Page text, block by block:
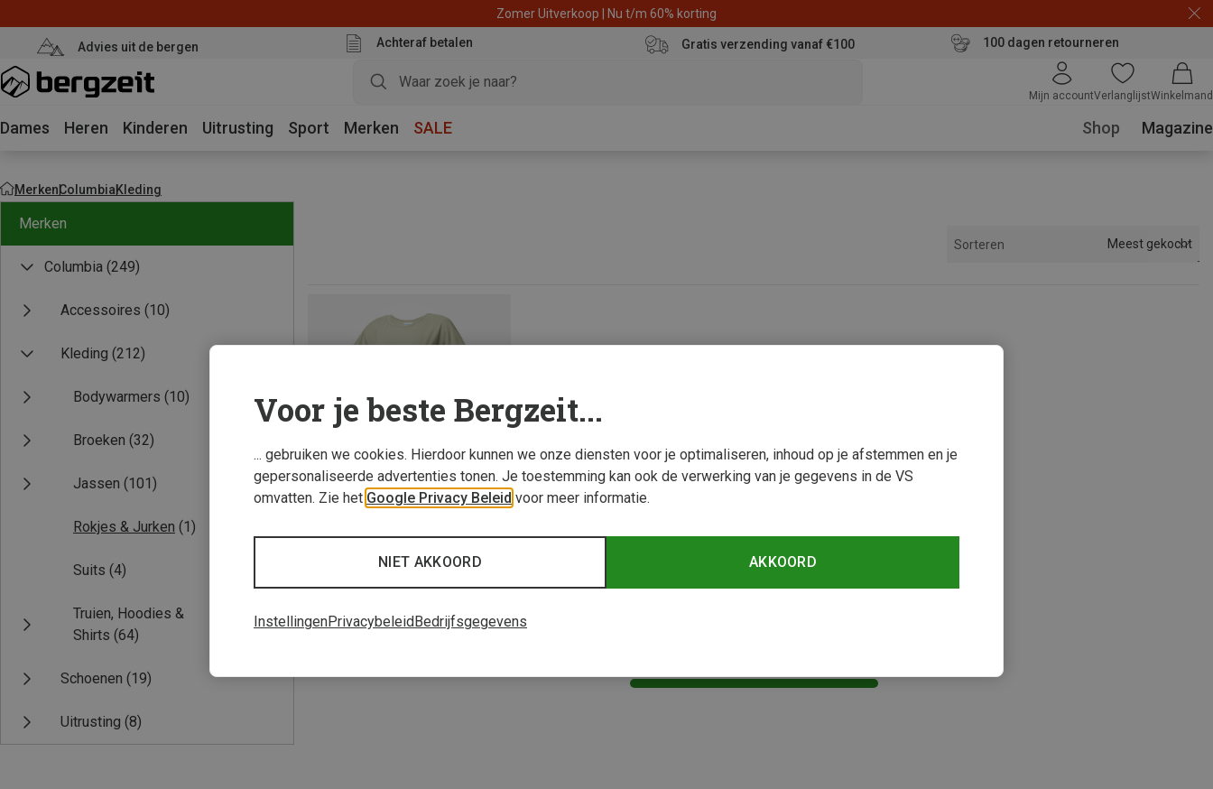
Zomer Uitverkoop | Nu t/m 60% korting
Advies uit de bergen Achteraf betalen Gratis verzending vanaf €100 100 dagen retourneren
Mijn accountVerlanglijstWinkelmand
Dames Heren Kinderen Uitrusting Sport Merken SALE Shop Magazine
MerkenColumbiaKleding
Merken
Columbia (249)
Accessoires (10)
Kleding (212)
Bodywarmers (10)
Broeken (32)
Jassen (101)
Rokjes & Jurken (1)
Suits (4)
Truien, Hoodies &
Shirts (64)
Schoenen (19)
Uitrusting (8)
Sorteren Meest gekocht
Voor je beste Bergzeit...
... gebruiken we cookies. Hierdoor kunnen we onze diensten voor je optimaliseren, inhoud op je afstemmen en je
gepersonaliseerde advertenties tonen. Je toestemming kan ook de verwerking van je gegevens in de VS
omvatten. Zie het Google Privacy Beleid voor meer informatie.
AKKOORD
NIET AKKOORD
InstellingenPrivacybeleid Bedrijfsgegevens